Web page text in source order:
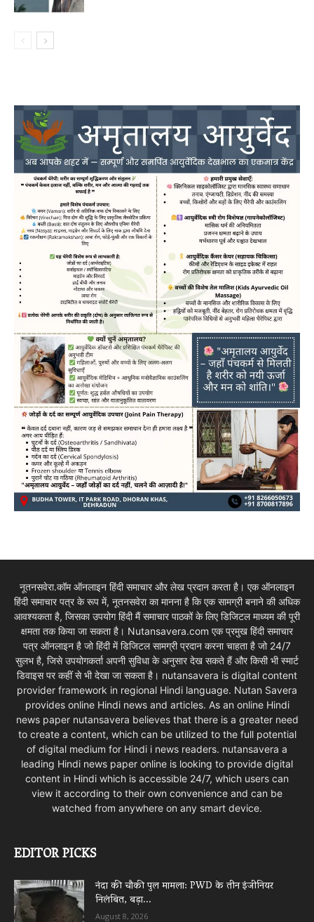
नूतनसवेरा.कॉम ऑनलाइन हिंदी समाचार और लेख प्रदान करता है। एक ऑनलाइन
हिंदी समाचार पत्र के रूप में, नूतनसवेरा का मानना है कि एक सामग्री बनाने की अधिक
आवश्यकता है, जिसका उपयोग हिंदी मैं समाचार पाठकों के लिए डिजिटल माध्यम की पूरी
क्षमता तक किया जा सकता है। Nutansavera.com एक प्रमुख हिंदी समाचार
पत्र ऑनलाइन है जो हिंदी में डिजिटल सामग्री प्रदान करना चाहता है जो 24/7
सुलभ है, जिसे उपयोगकर्ता अपनी सुविधा के अनुसार देख सकते हैं और किसी भी स्मार्ट
डिवाइस पर कहीं से भी देखा जा सकता है। nutansavera is digital content
provider framework in regional Hindi language. Nutan Savera
provides online Hindi news and articles. As an online Hindi
news paper nutansavera believes that there is a greater need
to create a content, which can be utilized to the full potential
of digital medium for Hindi i news readers. nutansavera a
leading Hindi news paper online is looking to provide digital
content in Hindi which is accessible 24/7, which users can
view it according to their own convenience and can be
watched from anywhere on any smart device.
EDITOR PICKS
नंदा की चौकी पुल मामला: PWD के तीन इंजीनियर
निलंबित, बड़ा...
August 8, 2026